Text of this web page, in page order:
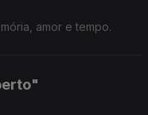
amor e tempo.